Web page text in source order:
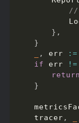
//
} ,
}
, err :=
if
err !=
return
}
	tracer
,